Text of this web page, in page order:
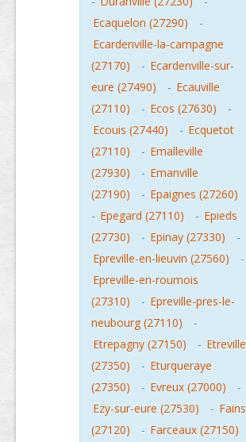
Ecaquelon (27290)
-
Ecardenville-la-campagne
(27170)
- Ecardenville-sur-
eure (27490)
- Ecauville
(27110)
- Ecos (27630)
-
Ecouis (27440)
- Ecquetot
(27110)
- Emalleville
(27930)
- Emanville
(27190)
- Epaignes (27260)
- Epegard (27110) - Epieds
(27730)
- Epinay (27330)
-
Epreville-en-lieuvin (27560)
-
Epreville-en-roumois
(27310)
- Epreville-pres-le-
neubourg (27110)
-
Etrepagny (27150)
- Etreville
(27350)
- Eturqueraye
(27350)
- Evreux (27000)
-
Ezy-sur-eure (27530)
- Fains
(27120)
- Farceaux (27150)